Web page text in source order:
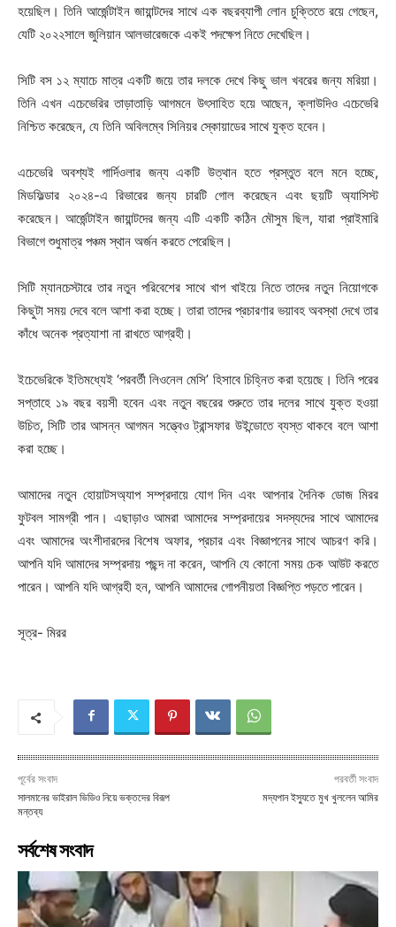
হয়েছিল। তিনি আর্জেন্টাইন জায়ান্টদের সাথে এক বছরব্যাপী লোন চুক্তিতে রয়ে গেছেন,
যেটি ২০২২সালে জুলিয়ান আলভারেজকে একই পদক্ষেপ নিতে দেখেছিল।
সিটি বস ১২ ম্যাচে মাত্র একটি জয়ে তার দলকে দেখে কিছু ভাল খবরের জন্য মরিয়া।
তিনি এখন এচেভেরির তাড়াতাড়ি আগমনে উৎসাহিত হয়ে আছেন, ক্লাউদিও এচেভেরি
নিশ্চিত করেছেন, যে তিনি অবিলম্বে সিনিয়র স্কোয়াডের সাথে যুক্ত হবেন।
এচেভেরি অবশ্যই গার্দিওলার জন্য একটি উত্থান হতে প্রস্তুত বলে মনে হচ্ছে,
মিডফিল্ডার ২০২৪-এ রিভারের জন্য চারটি গোল করেছেন এবং ছয়টি অ্যাসিস্ট
করেছেন। আর্জেন্টাইন জায়ান্টদের জন্য এটি একটি কঠিন মৌসুম ছিল, যারা প্রাইমারি
বিভাগে শুধুমাত্র পঞ্চম স্থান অর্জন করতে পেরেছিল।
সিটি ম্যানচেস্টারে তার নতুন পরিবেশের সাথে খাপ খাইয়ে নিতে তাদের নতুন নিয়োগকে
কিছুটা সময় দেবে বলে আশা করা হচ্ছে। তারা তাদের প্রচারণার ভয়াবহ অবস্থা দেখে তার
কাঁধে অনেক প্রত্যাশা না রাখতে আগ্রহী।
ইচেভেরিকে ইতিমধ্যেই ‘পরবর্তী লিওনেল মেসি’ হিসাবে চিহ্নিত করা হয়েছে। তিনি পরের
সপ্তাহে ১৯ বছর বয়সী হবেন এবং নতুন বছরের শুরুতে তার দলের সাথে যুক্ত হওয়া
উচিত, সিটি তার আসন্ন আগমন সত্ত্বেও ট্রান্সফার উইন্ডোতে ব্যস্ত থাকবে বলে আশা
করা হচ্ছে।
আমাদের নতুন হোয়াটসঅ্যাপ সম্প্রদায়ে যোগ দিন এবং আপনার দৈনিক ডোজ মিরর
ফুটবল সামগ্রী পান। এছাড়াও আমরা আমাদের সম্প্রদায়ের সদস্যদের সাথে আমাদের
এবং আমাদের অংশীদারদের বিশেষ অফার, প্রচার এবং বিজ্ঞাপনের সাথে আচরণ করি।
আপনি যদি আমাদের সম্প্রদায় পছন্দ না করেন, আপনি যে কোনো সময় চেক আউট করতে
পারেন। আপনি যদি আগ্রহী হন, আপনি আমাদের গোপনীয়তা বিজ্ঞপ্তি পড়তে পারেন।
সূত্র- মিরর
পূর্বের সংবাদ
সালমানের ভাইরাল ভিডিও নিয়ে ভক্তদের বিরূপ
মন্তব্য
পরবর্তী সংবাদ
মদ্যপান ইস্যুতে মুখ খুললেন আমির
সর্বশেষ সংবাদ